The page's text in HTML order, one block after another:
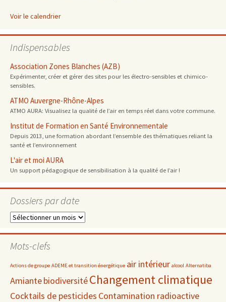
Voir le calendrier
Indispensables
Association Zones Blanches (AZB)
Expérimenter, créer et gérer des sites pour les électro-sensibles et chimico-
sensibles.
ATMO Auvergne-Rhône-Alpes
ATMO AURA: Visualisez la qualité de l’air en temps réel dans votre commune.
Institut de Formation en Santé Environnementale
Depuis 2013, une formation abordant l’ensemble des thématiques reliant la
santé et l’environnement
L'air et moi AURA
Un support pédagogique de sensibilisation à la qualité de l’air !
Dossiers par date
Dossiers
date
Mots-clefs
Actions de groupe ADEME et transition énergétique air intérieur alcool Alternatiba
AmiantebiodiversitéChangement climatique
Cocktails de pesticides Contamination radioactive